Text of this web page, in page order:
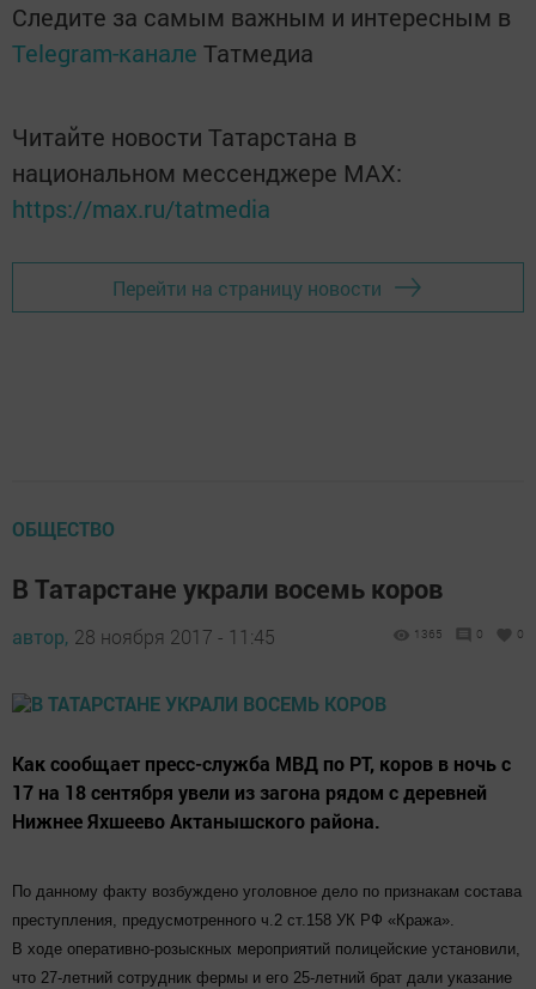
Следите за самым важным и интересным в
Telegram-канале Татмедиа
Читайте новости Татарстана в
национальном мессенджере MАХ:
https://max.ru/tatmedia
Перейти на страницу новости
ОБЩЕСТВО
В Татарстане украли восемь коров
автор, 28 ноября 2017 - 11:45 1365 0 0
Как сообщает пресс-служба МВД по РТ, коров в ночь с
17 на 18 сентября увели из загона рядом с деревней
Нижнее Яхшеево Актанышского района.
По данному факту возбуждено уголовное дело по признакам состава
преступления, предусмотренного ч.2 ст.158 УК РФ «Кража».
В ходе оперативно-розыскных мероприятий полицейские установили,
что 27-летний сотрудник фермы и его 25-летний брат дали указание